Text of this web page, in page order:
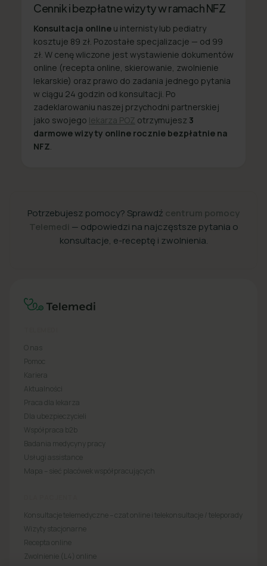
Cennik i bezpłatne wizyty w ramach NFZ
Konsultacja online u internisty lub pediatry
kosztuje 89 zł. Pozostałe specjalizacje — od 99
zł. W cenę wliczone jest wystawienie dokumentów
online (recepta online, skierowanie, zwolnienie
lekarskie) oraz prawo do zadania jednego pytania
w ciągu 24 godzin od konsultacji. Po
zadeklarowaniu naszej przychodni partnerskiej
jako swojego lekarza POZ otrzymujesz 3
darmowe wizyty online rocznie bezpłatnie na
NFZ
Potrzebujesz pomocy? Sprawdź centrum pomocy
Telemedi — odpowiedzi na najczęstsze pytania o
konsultacje, e-receptę i zwolnienia.
O nas
Pomoc
Kariera
Aktualności
Praca dla lekarza
Dla ubezpieczycieli
Współpraca b2b
Badania medycyny pracy
Usługi assistance
Mapa – sieć placówek współpracujących
Konsultacje telemedyczne – czat online i telekonsultacje / teleporady
Wizyty stacjonarne
Recepta online
Zwolnienie (L4) online